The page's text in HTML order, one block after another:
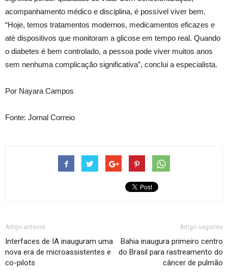
acompanhamento médico e disciplina, é possível viver bem.
“Hoje, temos tratamentos modernos, medicamentos eficazes e
até dispositivos que monitoram a glicose em tempo real. Quando
o diabetes é bem controlado, a pessoa pode viver muitos anos
sem nenhuma complicação significativa”, conclui a especialista.
Por Nayara Campos
Fonte: Jornal Correio
Artigo anterior
Interfaces de IA inauguram uma
nova era de microassistentes e
co-pilots
Artigo seguinte
Bahia inaugura primeiro centro
do Brasil para rastreamento do
câncer de pulmão